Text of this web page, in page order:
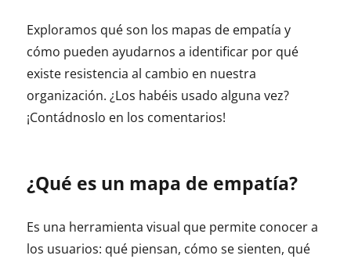
Exploramos qué son los mapas de empatía y
cómo pueden ayudarnos a identificar por qué
existe resistencia al cambio en nuestra
organización. ¿Los habéis usado alguna vez?
¡Contádnoslo en los comentarios!
¿Qué es un mapa de empatía?
Es una herramienta visual que permite conocer a
los usuarios: qué piensan, cómo se sienten, qué